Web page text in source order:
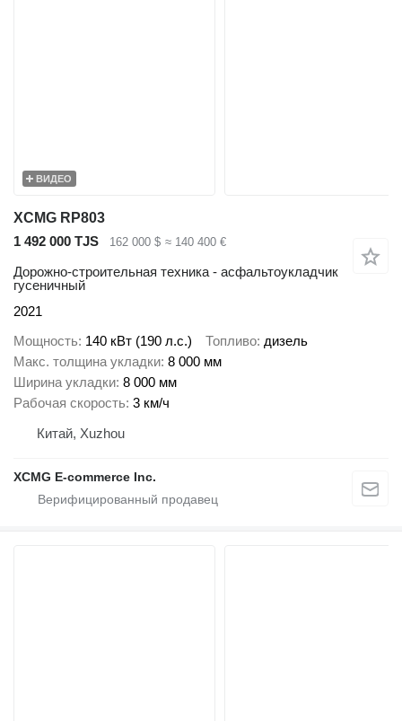
ВИДЕО
XCMG RP803
1 492 000 TJS
162 000 $ ≈ 140 400 €
Дорожно-строительная техника - асфальтоукладчик
гусеничный
2021
Мощность 140 кВт (190 л.с.) Топливо дизель
Макс. толщина укладки 8 000 мм
Ширина укладки 8 000 мм
Рабочая скорость 3 км/ч
Китай, Xuzhou
XCMG E-commerce Inc.